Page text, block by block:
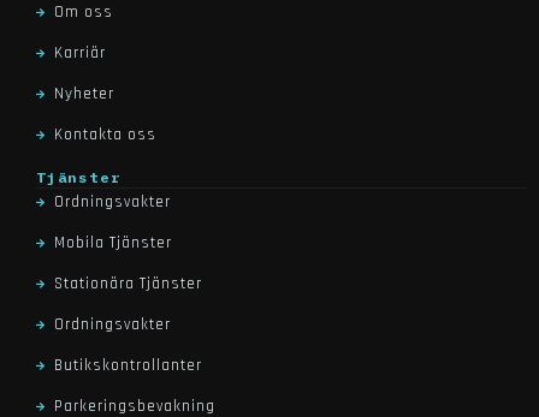
Om oss
Karriär
Nyheter
Kontakta oss
Tjänster
Ordningsvakter
Mobila Tjänster
Stationära Tjänster
Ordningsvakter
Butikskontrollanter
Parkeringsbevakning